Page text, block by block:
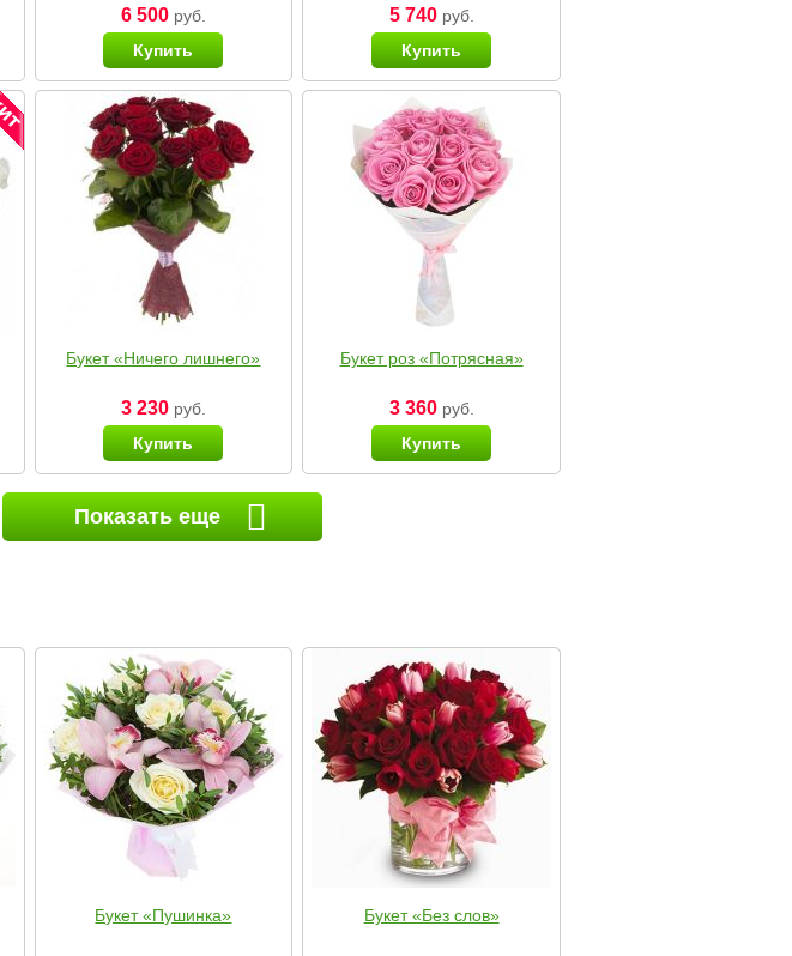
6 500руб.
Купить
5 740руб.
Купить
Букет «Ничего лишнего»
3 230руб.
Купить
Букет роз «Потрясная»
3 360руб.
Купить
Показать еще
Букет «Пушинка» Букет «Без слов»